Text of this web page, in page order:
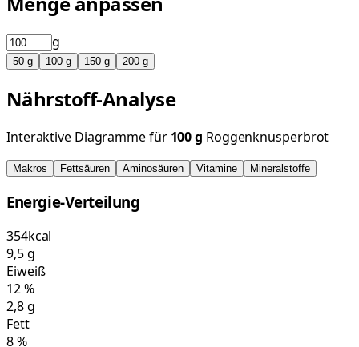
g
50 g 100 g 150 g 200 g
Nährstoff-Analyse
Interaktive Diagramme für 100g Roggenknusperbrot
Makros Fettsäuren Aminosäuren Vitamine Mineralstoffe
Energie-Verteilung
354kcal
9,5g
Eiweiß
12%
2,8g
Fett
8%